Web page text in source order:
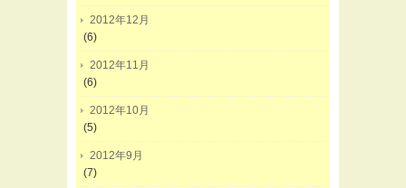
2012年12月
(6)
2012年11月
(6)
2012年10月
(5)
2012年9月
(7)